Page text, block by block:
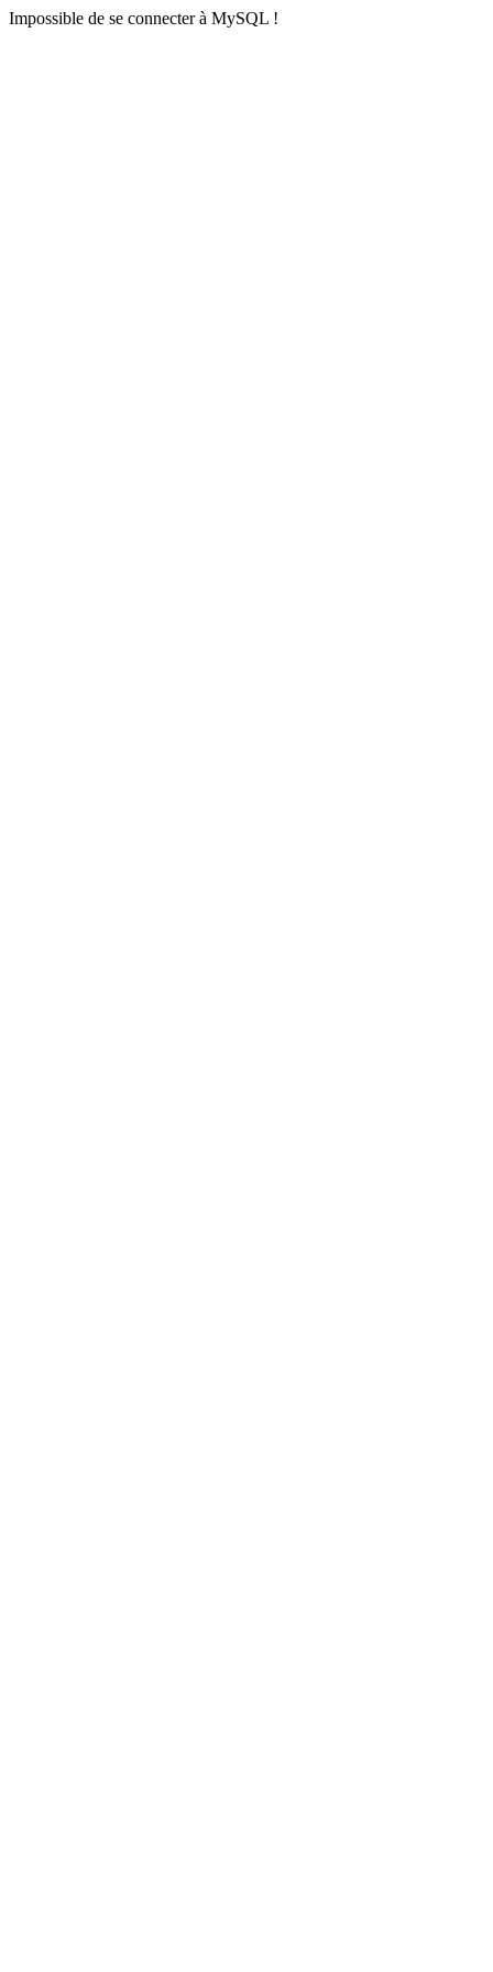
Impossible de se connecter à MySQL !